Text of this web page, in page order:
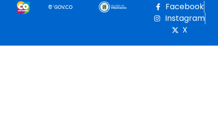
Facebook
Instagram
X